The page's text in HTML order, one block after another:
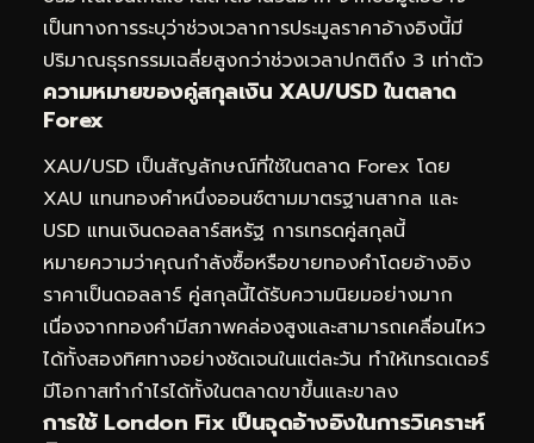
เป็นทางการระบุว่าช่วงเวลาการประมูลราคาอ้างอิงนี้มี
ปริมาณธุรกรรมเฉลี่ยสูงกว่าช่วงเวลาปกติถึง 3 เท่าตัว
ความหมายของคู่สกุลเงิน XAU/USD ในตลาด
Forex
XAU/USD เป็นสัญลักษณ์ที่ใช้ในตลาด Forex โดย
XAU แทนทองคำหนึ่งออนซ์ตามมาตรฐานสากล และ
USD แทนเงินดอลลาร์สหรัฐ การเทรดคู่สกุลนี้
หมายความว่าคุณกำลังซื้อหรือขายทองคำโดยอ้างอิง
ราคาเป็นดอลลาร์ คู่สกุลนี้ได้รับความนิยมอย่างมาก
เนื่องจากทองคำมีสภาพคล่องสูงและสามารถเคลื่อนไหว
ได้ทั้งสองทิศทางอย่างชัดเจนในแต่ละวัน ทำให้เทรดเดอร์
มีโอกาสทำกำไรได้ทั้งในตลาดขาขึ้นและขาลง
การใช้ London Fix เป็นจุดอ้างอิงในการวิเคราะห์